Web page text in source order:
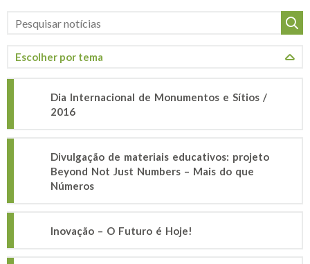
Dia Internacional de Monumentos e Sítios /
2016
Divulgação de materiais educativos: projeto
Beyond Not Just Numbers – Mais do que
Números
Inovação – O Futuro é Hoje!